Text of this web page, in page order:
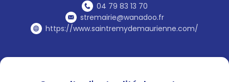
04 79 83 13 70
stremairie@wanadoo.fr
https://www.saintremydemaurienne.com/